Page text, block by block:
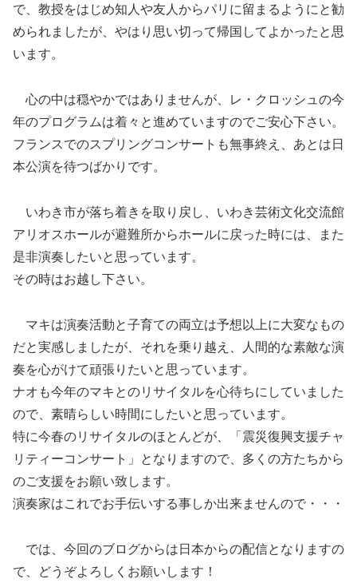
で、教授をはじめ知人や友人からパリに留まるようにと勧
められましたが、やはり思い切って帰国してよかったと思
います。
心の中は穏やかではありませんが、レ・クロッシュの今
年のプログラムは着々と進めていますのでご安心下さい。
フランスでのスプリングコンサートも無事終え、あとは日
本公演を待つばかりです。
いわき市が落ち着きを取り戻し、いわき芸術文化交流館
アリオスホールが避難所からホールに戻った時には、また
是非演奏したいと思っています。
その時はお越し下さい。
マキは演奏活動と子育ての両立は予想以上に大変なもの
だと実感しましたが、それを乗り越え、人間的な素敵な演
奏を心がけて頑張りたいと思っています。
ナオも今年のマキとのリサイタルを心待ちにしていました
ので、素晴らしい時間にしたいと思っています。
特に今春のリサイタルのほとんどが、「震災復興支援チャ
リティーコンサート」となりますので、多くの方たちから
のご支援をお願い致します。
演奏家はこれでお手伝いする事しか出来ませんので・・・
では、今回のブログからは日本からの配信となりますの
で、どうぞよろしくお願いします！